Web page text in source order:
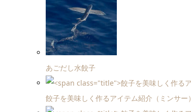
あごだし水餃子
餃子を美味しく作るアイテム紹介（ミンサー）